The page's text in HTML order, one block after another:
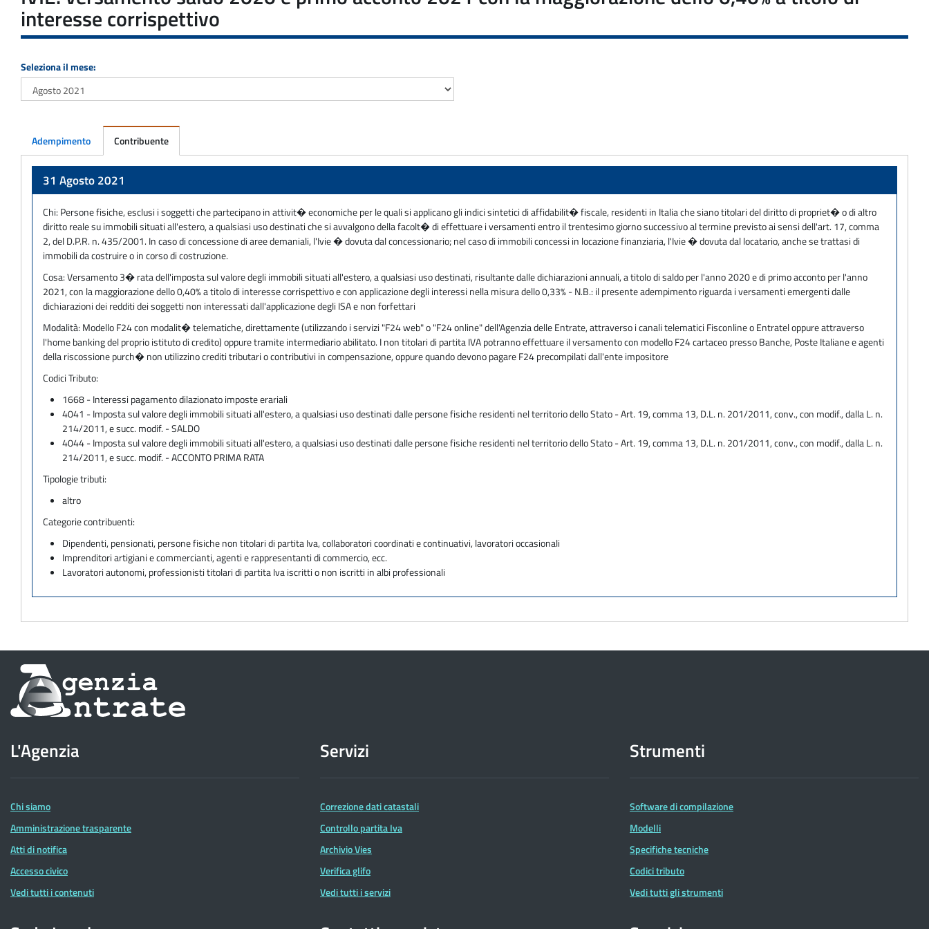
interesse corrispettivo
Seleziona il mese:
Adempimento Contribuente
31 Agosto 2021
Chi: Persone fisiche, esclusi i soggetti che partecipano in attivit� economiche per le quali si applicano gli indici sintetici di affidabilit� fiscale, residenti in Italia che siano titolari del diritto di propriet� o di altro
diritto reale su immobili situati all'estero, a qualsiasi uso destinati che si avvalgono della facolt� di effettuare i versamenti entro il trentesimo giorno successivo al termine previsto ai sensi dell'art. 17, comma
2, del D.P.R. n. 435/2001. In caso di concessione di aree demaniali, l'Ivie � dovuta dal concessionario; nel caso di immobili concessi in locazione finanziaria, l'Ivie � dovuta dal locatario, anche se trattasi di
immobili da costruire o in corso di costruzione.
Cosa:Versamento 3� rata dell'imposta sul valore degli immobili situati all'estero, a qualsiasi uso destinati, risultante dalle dichiarazioni annuali, a titolo di saldo per l'anno 2020 e di primo acconto per l'anno
2021, con la maggiorazione dello 0,40% a titolo di interesse corrispettivo e con applicazione degli interessi nella misura dello 0,33% - N.B.: il presente adempimento riguarda i versamenti emergenti dalle
dichiarazioni dei redditi dei soggetti non interessati dall'applicazione degli ISA e non forfettari
Modalità: Modello F24 con modalit� telematiche, direttamente (utilizzando i servizi "F24 web" o "F24 online" dell'Agenzia delle Entrate, attraverso i canali telematici Fisconline o Entratel oppure attraverso
l'home banking del proprio istituto di credito) oppure tramite intermediario abilitato. I non titolari di partita IVA potranno effettuare il versamento con modello F24 cartaceo presso Banche, Poste Italiane e agenti
della riscossione purch� non utilizzino crediti tributari o contributivi in compensazione, oppure quando devono pagare F24 precompilati dall'ente impositore
Codici Tributo:
1668 - Interessi pagamento dilazionato imposte erariali
4041 - Imposta sul valore degli immobili situati all'estero, a qualsiasi uso destinati dalle persone fisiche residenti nel territorio dello Stato - Art. 19, comma 13, D.L. n. 201/2011, conv., con modif., dalla L. n.
214/2011, e succ. modif. - SALDO
4044 - Imposta sul valore degli immobili situati all'estero, a qualsiasi uso destinati dalle persone fisiche residenti nel territorio dello Stato - Art. 19, comma 13, D.L. n. 201/2011, conv., con modif., dalla L. n.
214/2011, e succ. modif. - ACCONTO PRIMA RATA
Tipologie tributi:
altro
Categorie contribuenti:
Dipendenti, pensionati, persone fisiche non titolari di partita Iva, collaboratori coordinati e continuativi, lavoratori occasionali
Imprenditori artigiani e commercianti, agenti e rappresentanti di commercio, ecc.
Lavoratori autonomi, professionisti titolari di partita Iva iscritti o non iscritti in albi professionali
Informazioni
sul
dell'Agenzia
delle
Entrate
L'Agenzia
Chi siamo
Amministrazione trasparente
Atti di notifica
Accesso civico
Vedi tutti i contenuti
Servizi
Correzione dati catastali
Controllo partita Iva
Archivio Vies
Verifica glifo
Vedi tutti i servizi
Strumenti
Software di compilazione
Modelli
Specifiche tecniche
Codici tributo
Vedi tutti gli strumenti